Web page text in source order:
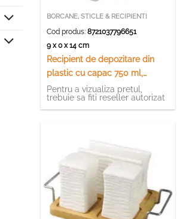
BORCANE, STICLE & RECIPIENTI
Cod produs:8721037796651
9 x 0 x 14 cm
Recipient de depozitare din
plastic cu capac 750 ml,
Excellent Houseware
Pentru a vizualiza pretul,
trebuie sa fiti reseller autorizat